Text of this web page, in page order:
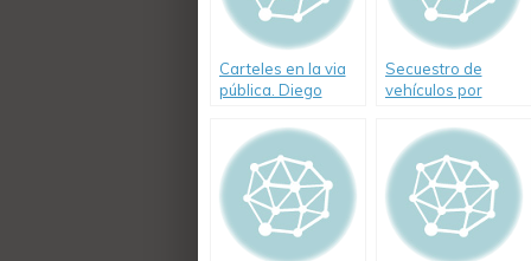
Carteles en la via
pública. Diego
Secuestro de
vehículos por
velocidad